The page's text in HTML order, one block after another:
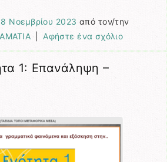
8 Νοεμβρίου 2023 από τον/την
Αφήστε ένα σχόλιο
1: Επανάληψη –